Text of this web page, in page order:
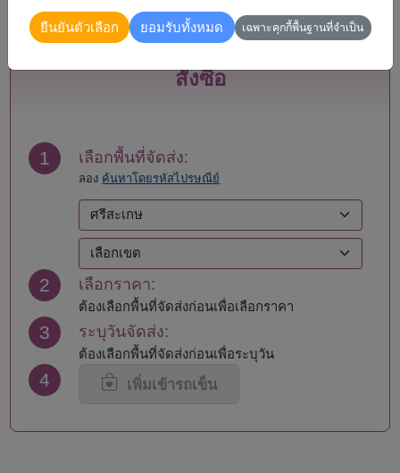
ขอนแก่น
จันทบุรี
ฉะเชิงเทรา
ชลบุรี - พัทยา
เชียงราย
เชียงใหม่
ตรัง
ตราด
ตาก
นครนายก
นครปฐม
นครพนม
นครราชสีมา
นครศรีธรรมราช
นครสวรรค์
นนทบุรี
ร้อยเอ็ด
ระยอง
สกลนคร
สมุทรสาคร
สิงห์บุรี
สั่งซื้อ
1 เลือกพื้นที่จัดส่ง:
ลอง ค้นหาโดยรหัสไปรษณีย์
2 เลือกราคา:
ต้องเลือกพื้นที่จัดส่งก่อนเพื่อเลือกราคา
3 ระบุวันจัดส่ง:
ต้องเลือกพื้นที่จัดส่งก่อนเพื่อระบุวัน
4 เพิ่มเข้ารถเข็น
ยืนยันตัวเลือก ยอมรับทั้งหมด เฉพาะคุกกี้พื้นฐานที่จำเป็น